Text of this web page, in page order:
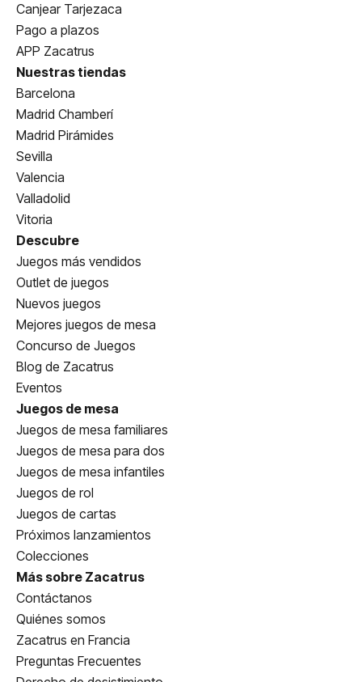
Canjear Tarjezaca
Pago a plazos
APP Zacatrus
Nuestras tiendas
Barcelona
Madrid Chamberí
Madrid Pirámides
Sevilla
Valencia
Valladolid
Vitoria
Descubre
Juegos más vendidos
Outlet de juegos
Nuevos juegos
Mejores juegos de mesa
Concurso de Juegos
Blog de Zacatrus
Eventos
Juegos de mesa
Juegos de mesa familiares
Juegos de mesa para dos
Juegos de mesa infantiles
Juegos de rol
Juegos de cartas
Próximos lanzamientos
Colecciones
Más sobre Zacatrus
Contáctanos
Quiénes somos
Zacatrus en Francia
Preguntas Frecuentes